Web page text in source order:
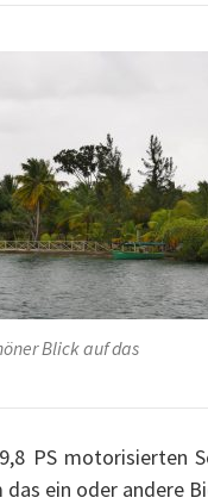
Blick auf das
PS motorisierten
das ein oder andere